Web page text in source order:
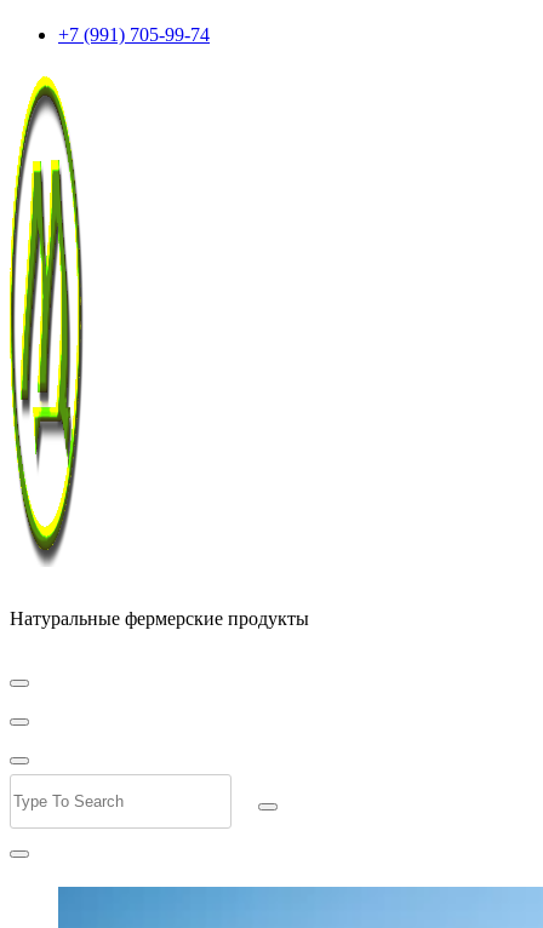
+7 (991) 705-99-74
Натуральные фермерские продукты